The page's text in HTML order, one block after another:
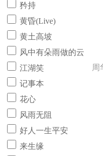
矜持
黄昏(Live)
黄土高坡
风中有朵雨做的云
江湖笑
周
记事本
花心
风雨无阻
好人一生平安
来生缘